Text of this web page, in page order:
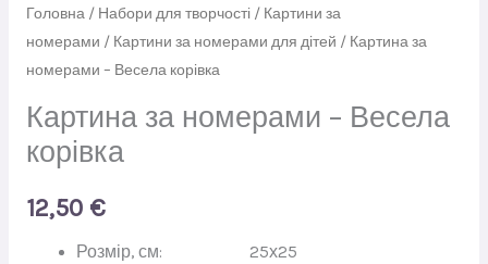
Головна/ Набори для творчості/ Картини за
номерами / Картини за номерами для дітей / Картина за
номерами – Весела корівка
Картина за номерами – Весела
корівка
12,50 €
Розмір, см: 25х25